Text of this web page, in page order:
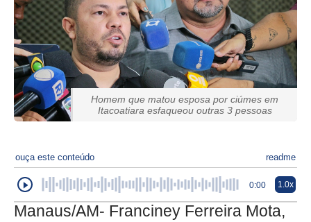
Homem que matou esposa por ciúmes em
Itacoatiara esfaqueou outras 3 pessoas
ouça este conteúdo readme
0:00 1.0x
Manaus/AM- Franciney Ferreira Mota,